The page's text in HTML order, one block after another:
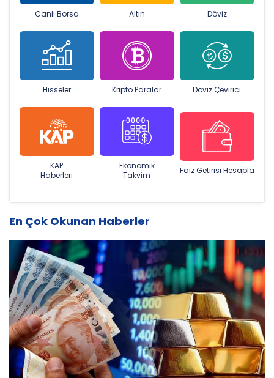
Canlı Borsa Altın Döviz
Hisseler Kripto Paralar Döviz Çevirici
KAP
Haberleri
Ekonomik
Takvim
Faiz Getirisi Hesapla
En Çok Okunan Haberler